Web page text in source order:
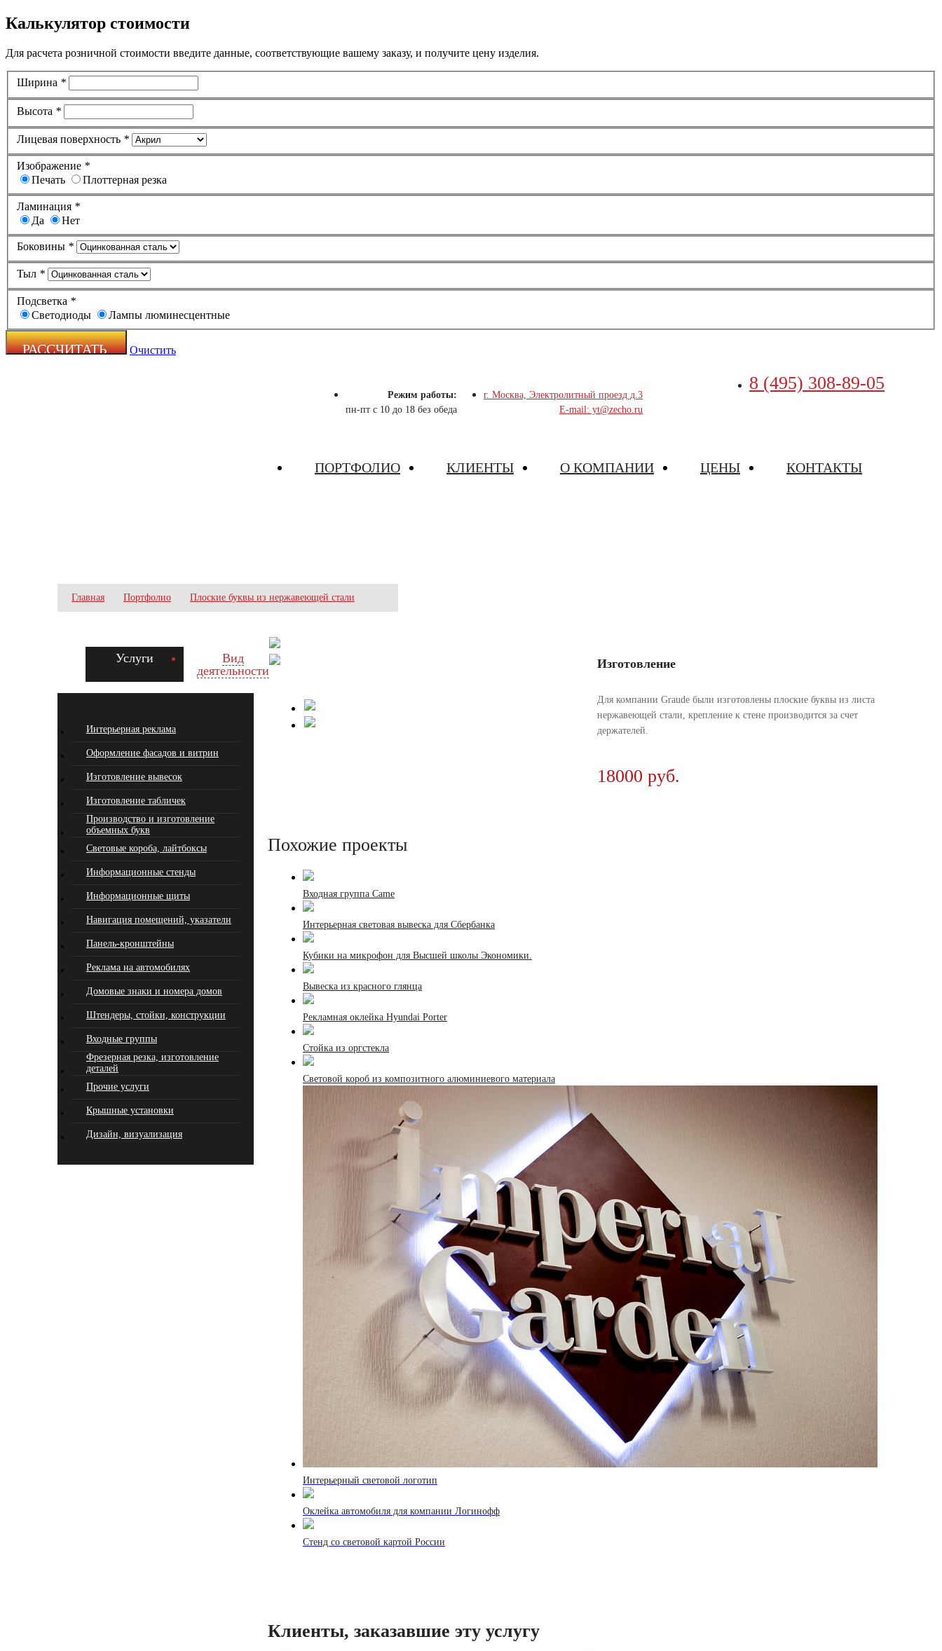
Калькулятор стоимости
Для расчета розничной стоимости введите данные, соответствующие вашему заказу, и получите цену изделия.
Ширина *
Высота *
Лицевая поверхность *
Изображение *
Печать
Плоттерная резка
Ламинация *
Да
Нет
Боковины *
Тыл *
Подсветка *
Светодиоды
Лампы люминесцентные
Очистить
Режим работы:
пн-пт с 10 до 18 без обеда
г. Москва, Электролитный проезд д.3
E-mail: yt@zecho.ru
8 (495) 308-89-05
ПОРТФОЛИО КЛИЕНТЫ О КОМПАНИИ ЦЕНЫ КОНТАКТЫ
Главная Портфолио Плоские буквы из нержавеющей стали
Услуги
Вид
деятельности
Интерьерная реклама
Оформление фасадов и витрин
Изготовление вывесок
Изготовление табличек
Производство и изготовление
объемных букв
Световые короба, лайтбоксы
Информационные стенды
Информационные щиты
Навигация помещений, указатели
Панель-кронштейны
Реклама на автомобилях
Домовые знаки и номера домов
Штендеры, стойки, конструкции
Входные группы
Фрезерная резка, изготовление
деталей
Прочие услуги
Крышные установки
Дизайн, визуализация
Изготовление
Для компании Graude были изготовлены плоские буквы из листа
нержавеющей стали, крепление к стене производится за счет
держателей.
18000 руб.
Похожие проекты
Входная группа Came
Интерьерная световая вывеска для Сбербанка
Кубики на микрофон для Высшей школы Экономики.
Вывеска из красного глянца
Рекламная оклейка Hyundai Porter
Стойка из оргстекла
Световой короб из композитного алюминиевого материала
Интерьерный световой логотип
Оклейка автомобиля для компании Логинофф
Стенд со световой картой России
Клиенты, заказавшие эту услугу